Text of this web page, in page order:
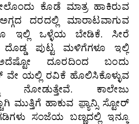
ಕೊಡೆ ಮಾತ್ರ ಹಾಕಿರುವ
ದರದಲ್ಲಿ ಮಾರಾಟವಾಗುವ
ಇಲ್ಲಿ ಒಳ್ಳೆಯ ಬೇಡಿಕೆ. ಸೀರೆ
ಪುಟ್ಟ ಮಳಿಗೆಗಳೂ ಇಲ್ಲಿ
ಅದೆಷ್ಟೋ ದೂರದಿಂದ ಬಂದು
ವೇ ಯಲ್ಲಿ ರವಿಕೆ ಹೊಲಿಸಿಕೊಳ್ಳುವ
ನೋಡುತ್ತೇವೆ. ಕಾಲೇಜು
ಮುತ್ತಿಗೆ ಹಾಕುವ ಫ಼್ಯಾನ್ಸಿ ಸ್ಟೋರ್
ಸಂಜೆಯ ಬಣ್ಣದಲ್ಲಿ ಇನ್ನೂ